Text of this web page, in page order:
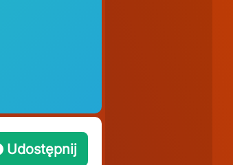
Udostępnij